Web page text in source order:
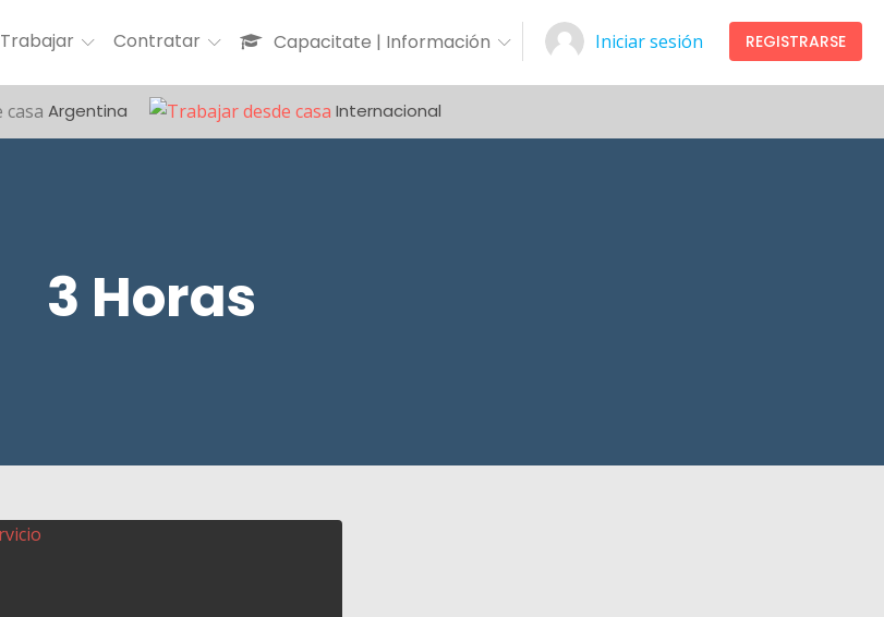
Trabajar Contratar Capacitate | Información Iniciar sesión REGISTRARSE
Argentina Internacional
3 Horas